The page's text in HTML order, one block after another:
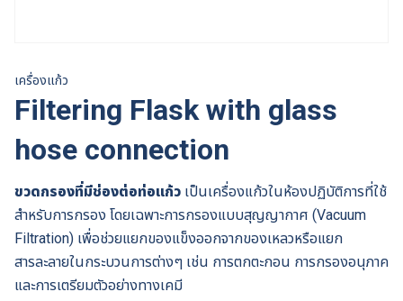
เครื่องแก้ว
Filtering Flask with glass
hose connection
ขวดกรองที่มีช่องต่อท่อแก้ว เป็นเครื่องแก้วในห้องปฏิบัติการที่ใช้
สำหรับการกรอง โดยเฉพาะการกรองแบบสุญญากาศ (Vacuum
Filtration) เพื่อช่วยแยกของแข็งออกจากของเหลวหรือแยก
สารละลายในกระบวนการต่างๆ เช่น การตกตะกอน การกรองอนุภาค
และการเตรียมตัวอย่างทางเคมี